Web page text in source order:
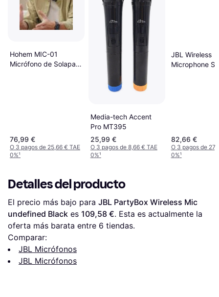
Hohem MIC-01
Micrófono de Solapa
76,99 €
O 3 pagos de 25,66 € TAE
0%¹
Media-tech Accent
Pro MT395
25,99 €
O 3 pagos de 8,66 € TAE
0%¹
JBL Wireless
Microphone
82,66 €
O 3 pagos de
0%¹
Detalles del producto
El precio más bajo para JBL PartyBox Wireless Mic
undefined Black es 109,58 €. Esta es actualmente la
oferta más barata entre 6 tiendas.
Comparar:
JBL Micrófonos
JBL Micrófonos